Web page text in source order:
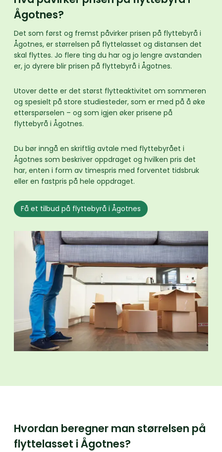
Ågotnes?
Det som først og fremst påvirker prisen på flyttebyrå i
Ågotnes, er størrelsen på flyttelasset og distansen det
skal flyttes. Jo flere ting du har og jo lengre avstanden
er, jo dyrere blir prisen på flyttebyrå i Ågotnes.
Utover dette er det størst flytteaktivitet om sommeren
og spesielt på store studiesteder, som er med på å øke
etterspørselen – og som igjen øker prisene på
flyttebyrå i Ågotnes.
Du bør inngå en skriftlig avtale med flyttebyrået i
Ågotnes som beskriver oppdraget og hvilken pris det
har, enten i form av timespris med forventet tidsbruk
eller en fastpris på hele oppdraget.
Få et tilbud på flyttebyrå i Ågotnes
Hvordan beregner man størrelsen på
flyttelasset i Ågotnes?